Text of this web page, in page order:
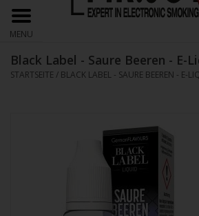
MENU
Black Label - Saure Beeren - E-
STARTSEITE / BLACK LABEL - SAURE BEEREN - E-